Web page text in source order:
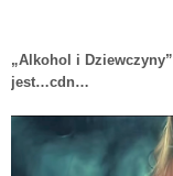
„Alkohol i Dziewczyny”
jest…cdn…